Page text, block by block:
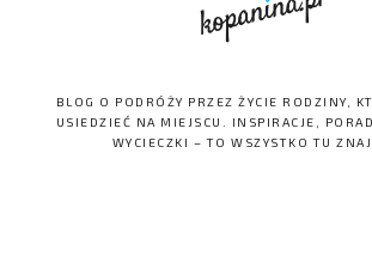
BLOG O PODRÓŻY PRZEZ ŻYCIE RODZINY,
USIEDZIEĆ NA MIEJSCU. INSPIRACJE,
WYCIECZKI – TO WSZYSTKO TU